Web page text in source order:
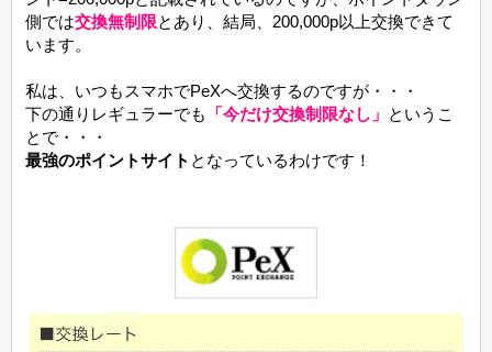
側では交換無制限とあり、結局、200,000p以上交換できて
います。
私は、いつもスマホでPeXへ交換するのですが・・・
下の通りレギュラーでも 「今だけ交換制限なし」 というこ
とで・・・
最強のポイントサイト となっているわけです！